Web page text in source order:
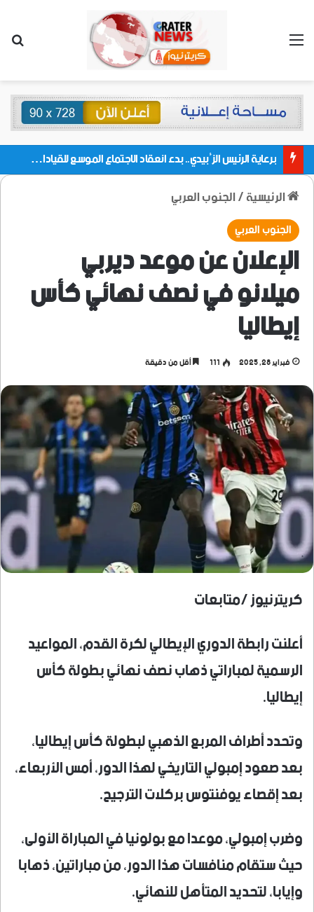
القائمة
برعاية الرئيس الزُبيدي.. بدء انعقاد الاجتماع الموسع للقيادات المحلية بالعاصمة ولمديريات وكتل مجلس العموم ومنسقيات الجامعة بالعاصمة عدن
الرئيسية/الجنوب العربي
الجنوب العربي
الإعلان عن موعد ديربي
ميلانو في نصف نهائي كأس
إيطاليا
فبراير 28, 2025 111 أقل من دقيقة
كريترنيوز /متابعات
أعلنت رابطة الدوري الإيطالي لكرة القدم، المواعيد
الرسمية لمباراتي ذهاب نصف نهائي بطولة كأس
إيطاليا.
وتحدد أطراف المربع الذهبي لبطولة كأس إيطاليا،
بعد صعود إمبولي التاريخي لهذا الدور، أمس الأربعاء،
بعد إقصاء يوفنتوس بركلات الترجيح.
وضرب إمبولي، موعدا مع بولونيا في المباراة الأولى،
حيث ستقام منافسات هذا الدور، من مباراتين، ذهابا
وإيابا، لتحديد المتأهل للنهائي.